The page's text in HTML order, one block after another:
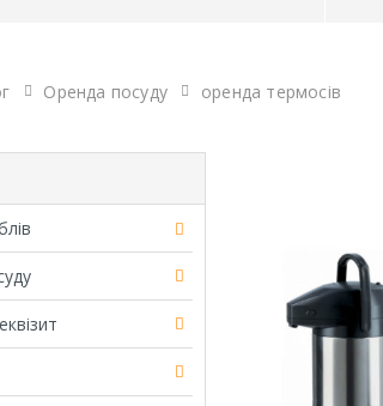
Оренда посуду
оренда термосів